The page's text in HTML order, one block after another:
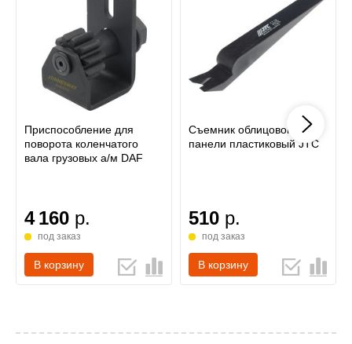
Приспособление для
поворота коленчатого
вала грузовых а/м DAF
4 160 р.
под заказ
В корзину
Съемник облицовок
панели пластиковый JTC
510 р.
под заказ
В корзину